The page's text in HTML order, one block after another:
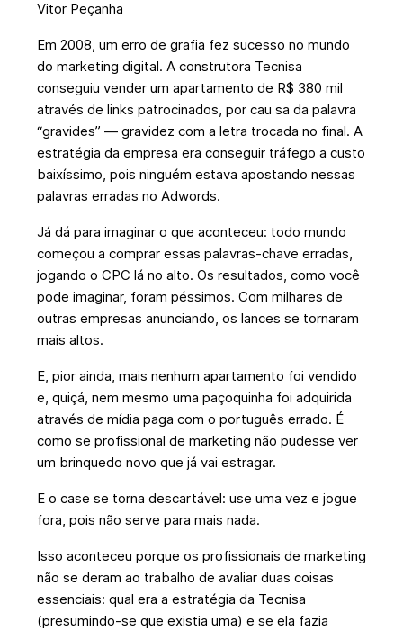
Vitor Peçanha
Em 2008, um erro de grafia fez sucesso no mundo
do marketing digital. A construtora Tecnisa
conseguiu vender um apartamento de R$ 380 mil
através de links patrocinados, por cau sa da palavra
“gravides” — gravidez com a letra trocada no final. A
estratégia da empresa era conseguir tráfego a custo
baixíssimo, pois ninguém estava apostando nessas
palavras erradas no Adwords.
Já dá para imaginar o que aconteceu: todo mundo
começou a comprar essas palavras-chave erradas,
jogando o CPC lá no alto. Os resultados, como você
pode imaginar, foram péssimos. Com milhares de
outras empresas anunciando, os lances se tornaram
mais altos.
E, pior ainda, mais nenhum apartamento foi vendido
e, quiçá, nem mesmo uma paçoquinha foi adquirida
através de mídia paga com o português errado. É
como se profissional de marketing não pudesse ver
um brinquedo novo que já vai estragar.
E o case se torna descartável: use uma vez e jogue
fora, pois não serve para mais nada.
Isso aconteceu porque os profissionais de marketing
não se deram ao trabalho de avaliar duas coisas
essenciais: qual era a estratégia da Tecnisa
(presumindo-se que existia uma) e se ela fazia